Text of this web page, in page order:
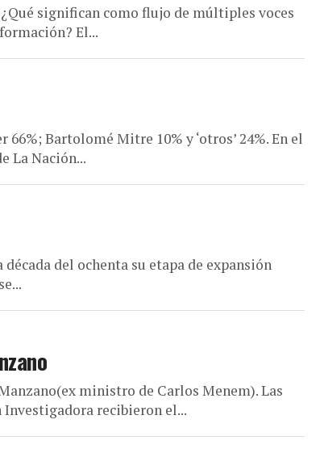
significan como flujo de múltiples voces
El...
Bartolomé Mitre 10% y ‘otros’ 24%. En el
La Nación...
del ochenta su etapa de expansión
ministro de Carlos Menem). Las
recibieron el...